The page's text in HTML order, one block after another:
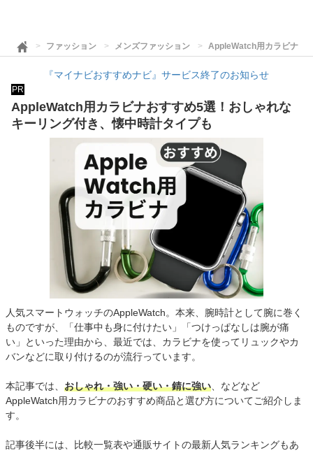
ファッション メンズファッション AppleWatch用カラビナお
『マイナビおすすめナビ』サービス終了のお知らせ
PR
AppleWatch用カラビナおすすめ5選！おしゃれな
キーリング付き、懐中時計タイプも
人気スマートウォッチのAppleWatch。本来、腕時計として腕に巻く
ものですが、「仕事中も身に付けたい」「つけっぱなしは腕が痛
い」といった理由から、最近では、カラビナを使ってリュックやカ
バンなどに取り付けるのが流行っています。
本記事では、 おしゃれ・強い・硬い・錆に強い 、などなど
AppleWatch用カラビナのおすすめ商品と選び方についてご紹介しま
す。
記事後半には、比較一覧表や通販サイトの最新人気ランキングもあ